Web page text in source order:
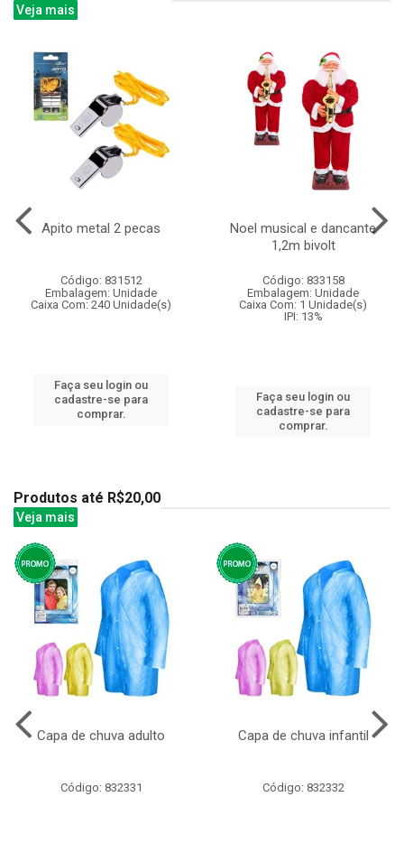
Veja mais
Apito metal 2 pecas
Código: 831512
Embalagem: Unidade
Caixa Com: 240 Unidade(s)
Faça seu login ou
cadastre-se para
comprar.
Noel musical e dancante
1,2m bivolt
Código: 833158
Embalagem: Unidade
Caixa Com: 1 Unidade(s)
IPI: 13%
Faça seu login ou
cadastre-se para
comprar.
Produtos até R$20,00
Veja mais
Capa de chuva adulto
Código: 832331
Capa de chuva infantil
Código: 832332